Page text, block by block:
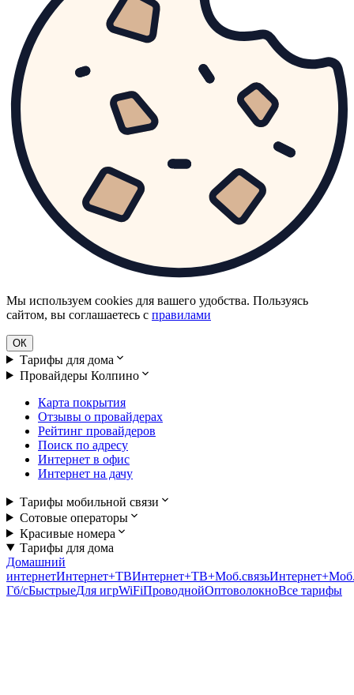
Мы используем cookies для вашего удобства. Пользуясь
сайтом, вы соглашаетесь с правилами
ОК
Тарифы для дома
Провайдеры Колпино
Карта покрытия
Отзывы о провайдерах
Рейтинг провайдеров
Поиск по адресу
Интернет в офис
Интернет на дачу
Тарифы мобильной связи
Сотовые операторы
Красивые номера
Тарифы для дома
Домашний
интернетИнтернет+ТВИнтернет+ТВ+Моб.связь
Гб/cБыстрыеДля игрWiFiПроводнойОптоволокноВсе тарифы